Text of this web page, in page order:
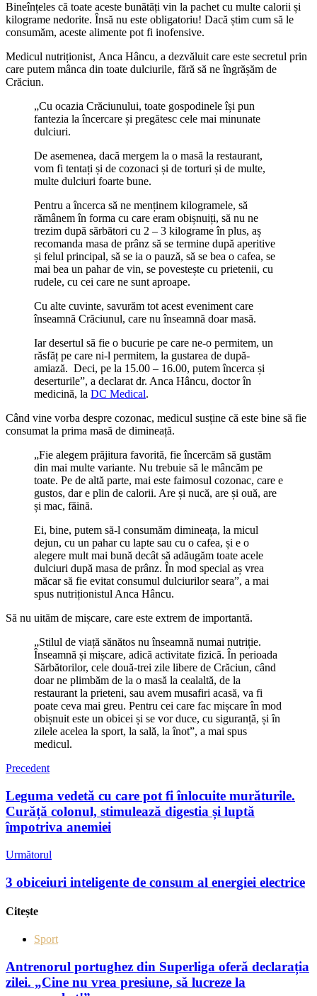
Bineînțeles că toate aceste bunătăți vin la pachet cu multe calorii și
kilograme nedorite. Însă nu este obligatoriu! Dacă știm cum să le
consumăm, aceste alimente pot fi inofensive.
Medicul nutriționist, Anca Hâncu, a dezvăluit care este secretul prin
care putem mânca din toate dulciurile, fără să ne îngrășăm de
Crăciun.
„Cu ocazia Crăciunului, toate gospodinele își pun
fantezia la încercare și pregătesc cele mai minunate
dulciuri.
De asemenea, dacă mergem la o masă la restaurant,
vom fi tentați și de cozonaci și de torturi și de multe,
multe dulciuri foarte bune.
Pentru a încerca să ne menținem kilogramele, să
rămânem în forma cu care eram obișnuiți, să nu ne
trezim după sărbători cu 2 – 3 kilograme în plus, aș
recomanda masa de prânz să se termine după aperitive
și felul principal, să se ia o pauză, să se bea o cafea, se
mai bea un pahar de vin, se povestește cu prietenii, cu
rudele, cu cei care ne sunt aproape.
Cu alte cuvinte, savurăm tot acest eveniment care
înseamnă Crăciunul, care nu înseamnă doar masă.
Iar desertul să fie o bucurie pe care ne-o permitem, un
răsfăț pe care ni-l permitem, la gustarea de după-
amiază. Deci, pe la 15.00 – 16.00, putem încerca și
deserturile”, a declarat dr. Anca Hâncu, doctor în
medicină, la DC Medical.
Când vine vorba despre cozonac, medicul susține că este bine să fie
consumat la prima masă de dimineață.
„Fie alegem prăjitura favorită, fie încercăm să gustăm
din mai multe variante. Nu trebuie să le mâncăm pe
toate. Pe de altă parte, mai este faimosul cozonac, care e
gustos, dar e plin de calorii. Are și nucă, are și ouă, are
și mac, făină.
Ei, bine, putem să-l consumăm dimineața, la micul
dejun, cu un pahar cu lapte sau cu o cafea, și e o
alegere mult mai bună decât să adăugăm toate acele
dulciuri după masa de prânz. În mod special aș vrea
măcar să fie evitat consumul dulciurilor seara”, a mai
spus nutriționistul Anca Hâncu.
Să nu uităm de mișcare, care este extrem de importantă.
„Stilul de viață sănătos nu înseamnă numai nutriție.
Înseamnă și mișcare, adică activitate fizică. În perioada
Sărbătorilor, cele două-trei zile libere de Crăciun, când
doar ne plimbăm de la o masă la cealaltă, de la
restaurant la prieteni, sau avem musafiri acasă, va fi
poate ceva mai greu. Pentru cei care fac mișcare în mod
obișnuit este un obicei și se vor duce, cu siguranță, și în
zilele acelea la sport, la sală, la înot”, a mai spus
medicul.
Precedent
Leguma vedetă cu care pot fi înlocuite murăturile.
Curăță colonul, stimulează digestia și luptă
împotriva anemiei
Următorul
3 obiceiuri inteligente de consum al energiei electrice
Citește
Sport
Antrenorul portughez din Superliga oferă declarația
zilei. „Cine nu vrea presiune, să lucreze la